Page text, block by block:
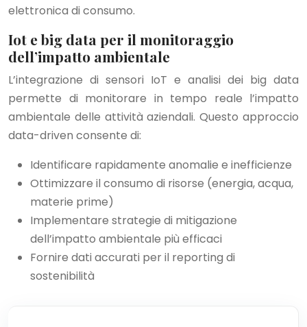
elettronica di consumo.
Iot e big data per il monitoraggio
dell’impatto ambientale
L’integrazione di sensori IoT e analisi dei big data
permette di monitorare in tempo reale l’impatto
ambientale delle attività aziendali. Questo approccio
data-driven consente di:
Identificare rapidamente anomalie e inefficienze
Ottimizzare il consumo di risorse (energia, acqua,
materie prime)
Implementare strategie di mitigazione
dell’impatto ambientale più efficaci
Fornire dati accurati per il reporting di
sostenibilità